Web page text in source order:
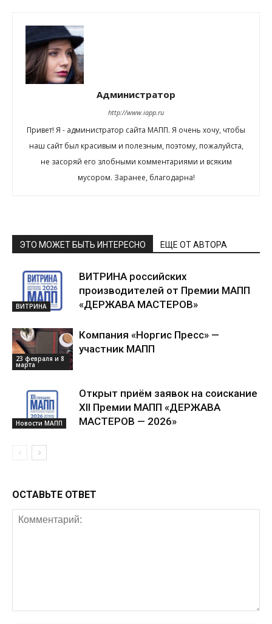
Администратор
http://www.iapp.ru
Привет! Я - администратор сайта МАПП. Я очень хочу, чтобы
наш сайт был красивым и полезным, поэтому, пожалуйста,
не засоряй его злобными комментариями и всяким
мусором. Заранее, благодарна!
ЭТО МОЖЕТ БЫТЬ ИНТЕРЕСНО ЕЩЕ ОТ АВТОРА
ВИТРИНА
ВИТРИНА российских
производителей от Премии МАПП
«ДЕРЖАВА МАСТЕРОВ»
23 февраля и 8
марта
Компания «Норгис Пресс» —
участник МАПП
Новости МАПП
Открыт приём заявок на соискание
XII Премии МАПП «ДЕРЖАВА
МАСТЕРОВ — 2026»
ОСТАВЬТЕ ОТВЕТ